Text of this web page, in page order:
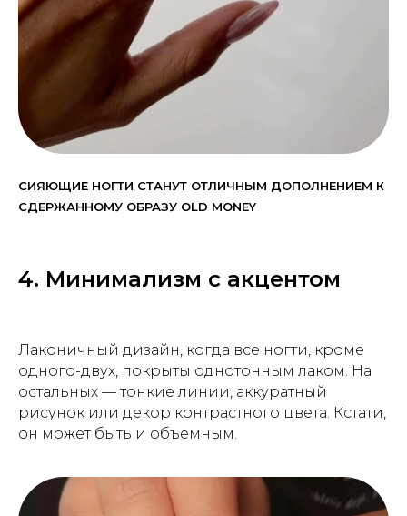
СИЯЮЩИЕ НОГТИ СТАНУТ ОТЛИЧНЫМ ДОПОЛНЕНИЕМ К
СДЕРЖАННОМУ ОБРАЗУ OLD MONEY
4. Минимализм с акцентом
Лаконичный дизайн, когда все ногти, кроме
одного-двух, покрыты однотонным лаком. На
остальных — тонкие линии, аккуратный
рисунок или декор контрастного цвета. Кстати,
он может быть и объемным.